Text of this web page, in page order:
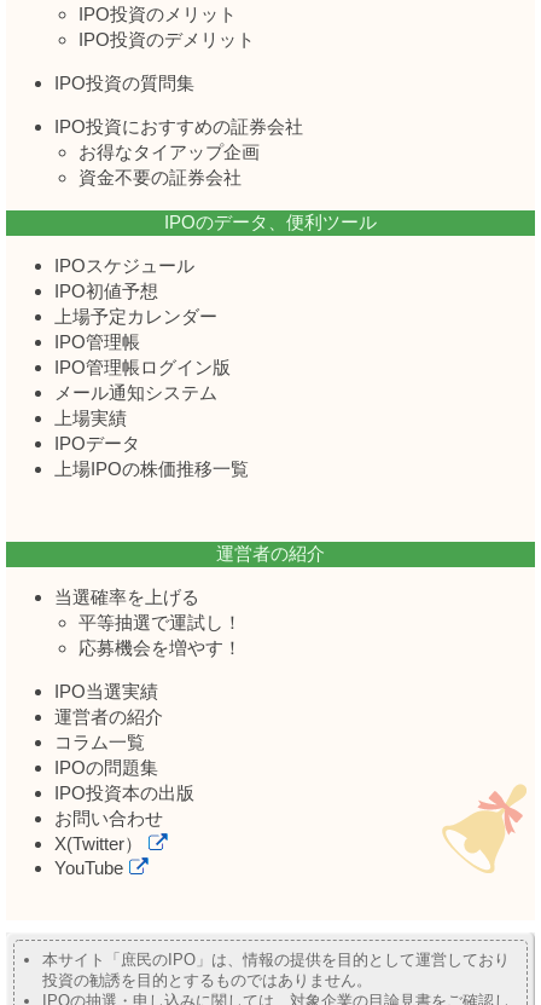
IPO投資のメリット
IPO投資のデメリット
IPO投資の質問集
IPO投資におすすめの証券会社
お得なタイアップ企画
資金不要の証券会社
IPOのデータ、便利ツール
IPOスケジュール
IPO初値予想
上場予定カレンダー
IPO管理帳
IPO管理帳ログイン版
メール通知システム
上場実績
IPOデータ
上場IPOの株価推移一覧
運営者の紹介
当選確率を上げる
平等抽選で運試し！
応募機会を増やす！
IPO当選実績
運営者の紹介
コラム一覧
IPOの問題集
IPO投資本の出版
お問い合わせ
X(Twitter）
YouTube
本サイト「庶民のIPO」は、情報の提供を目的として運営しており
投資の勧誘を目的とするものではありません。
IPOの抽選・申し込みに関しては、対象企業の目論見書をご確認し